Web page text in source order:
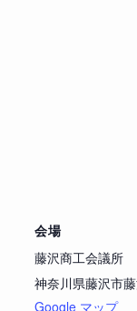
会場
藤沢商工会議所
神奈川県藤沢市
Google マップ